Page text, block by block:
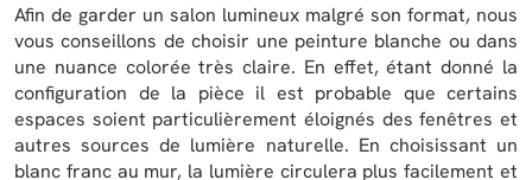
Afin de garder un salon lumineux malgré son format, nous
vous conseillons de choisir une peinture blanche ou dans
une nuance colorée très claire. En effet, étant donné la
configuration de la pièce il est probable que certains
espaces soient particulièrement éloignés des fenêtres et
autres sources de lumière naturelle. En choisissant un
blanc franc au mur, la lumière circulera plus facilement et